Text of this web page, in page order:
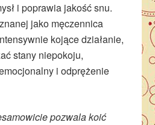
i poprawia jakość snu.
jako męczennica
kojące działanie,
stany niepokoju,
i odprężenie
pozwala koić